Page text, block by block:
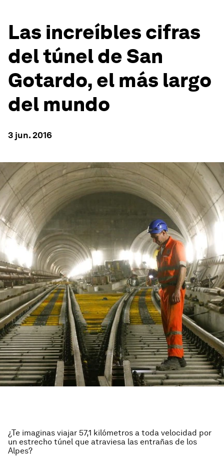
Las increíbles cifras
del túnel de San
Gotardo, el más largo
del mundo
3 jun. 2016
¿Te imaginas viajar 57,1 kilómetros a toda velocidad por
un estrecho túnel que atraviesa las entrañas de los
Alpes?